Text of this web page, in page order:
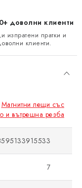
доволни клиенти
изпратени пратки и
клиенти.
Магнитни лещи със
и вътрешна резба
7